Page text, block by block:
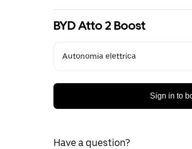
BYD Atto 2 Boost
Autonomia elettrica
Sign in to
Have a question?